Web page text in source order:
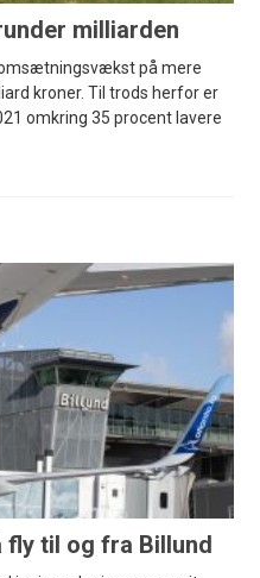
milliarden
på mere
kroner. Til trods herfor er
omkring 35 procent lavere
fly til og fra Billund